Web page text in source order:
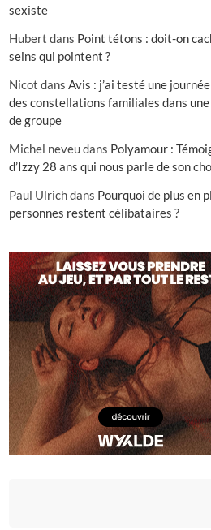
sexiste
Hubert dans Point tétons : doit-on
seins qui pointent ?
Nicot dans Avis : j’ai testé une
des constellations familiales dans une
de groupe
Michel neveudans Polyamour :
d’Izzy 28 ans qui nous parle de son
Paul Ulrichdans Pourquoi de plus en
personnes restent célibataires ?